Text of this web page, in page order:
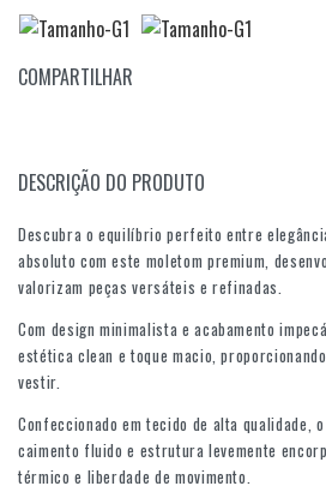
COMPARTILHAR
DESCRIÇÃO DO PRODUTO
Descubra o equilíbrio perfeito entre
absoluto com este moletom premium,
valorizam peças versáteis e refinadas.
Com design minimalista e acabamento
estética clean e toque macio,
vestir.
Confeccionado em tecido de alta qualidade,
caimento fluido e estrutura levemente
térmico e liberdade de movimento.